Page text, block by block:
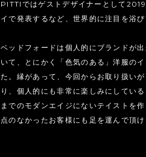
PITTIではゲストデザイナーとして
イで発表するなど、世界的に注目を浴び
ベッドフォードは個人的にブランドが
いて、とにかく「色気のある」洋服の
た。縁があって、今回からお取り扱い
り、個人的にも非常に楽しみにしてい
までのモダンエイジにないテイストを
点のなかったお客様にも足を運んで頂